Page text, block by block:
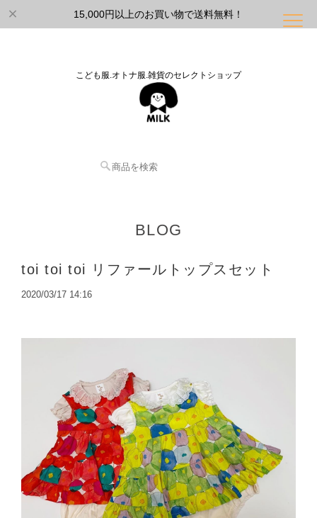
15,000円以上のお買い物で送料無料！
こども服.オトナ服.雑貨のセレクトショップ
BLOG
toi toi toi リファールトップスセット
2020/03/17 14:16